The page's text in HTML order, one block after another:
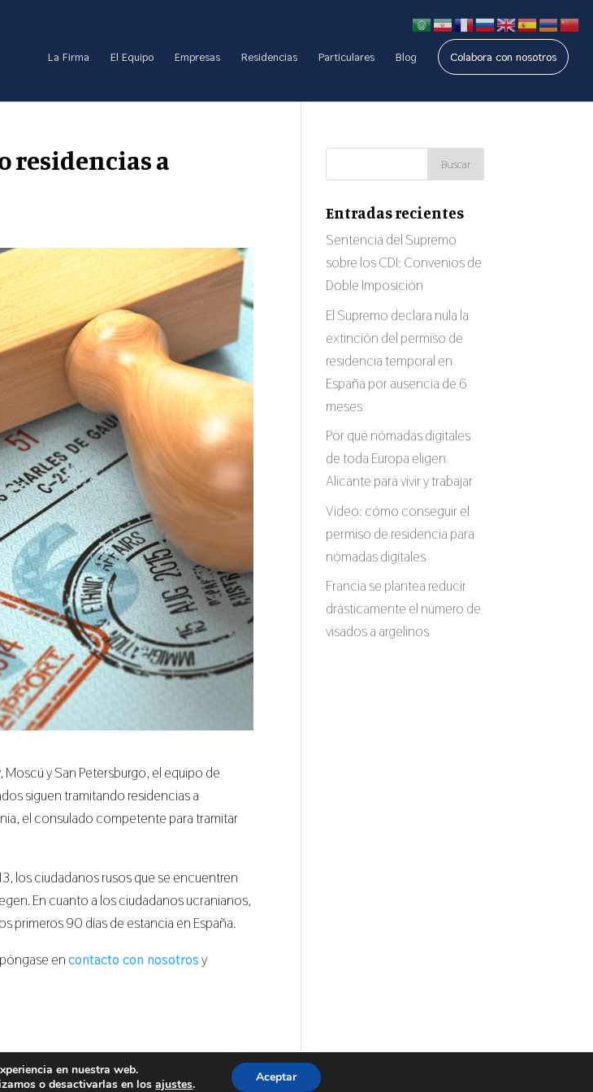
La Firma El Equipo Empresas Residencias Particulares Blog Colabora con nosotros
residencias a
y San Petersburgo, el equipo de
siguen tramitando residencias a
el consulado competente para tramitar
los ciudadanos rusos que se encuentren
En cuanto a los ciudadanos ucranianos,
primeros 90 días de estancia en España.
encontacto con nosotrosy
Entradas recientes
Sentencia del Supremo
sobre los CDI: Convenios de
Doble Imposición
El Supremo declara nula la
extinción del permiso de
residencia temporal en
España por ausencia de 6
meses
Por qué nómadas digitales
de toda Europa eligen
Alicante para vivir y trabajar
Vídeo: cómo conseguir el
permiso de residencia para
nómadas digitales
Francia se plantea reducir
drásticamente el número de
visados a argelinos
en nuestra web.
o desactivarlas en losajustes. Aceptar